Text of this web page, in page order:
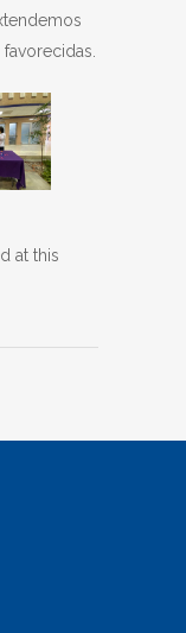
at this